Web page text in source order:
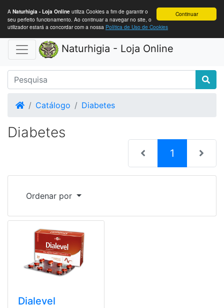
Continuar
A Naturhigia - Loja Online utiliza Cookies a fim de garantir o
seu perfeito funcionamento. Ao continuar a navegar no site, o
utilizador estará a concordar com a nossa Política de Uso de Cookies
Naturhigia - Loja Online
HomeCatálogo Diabetes
Diabetes
1 (current)
Ordenar por
Dialevel